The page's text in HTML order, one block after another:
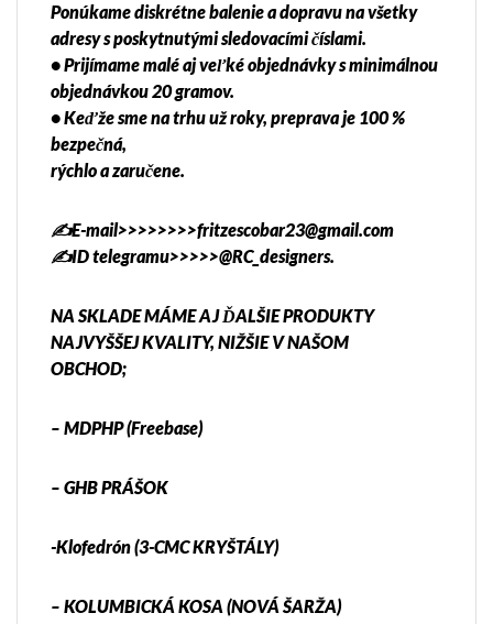
Ponúkame diskrétne balenie a dopravu na všetky
adresy s poskytnutými sledovacími číslami.
• Prijímame malé aj veľké objednávky s minimálnou
objednávkou 20 gramov.
• Keďže sme na trhu už roky, preprava je 100 %
bezpečná,
rýchlo a zaručene.
✍️E-mail>>>>>>>>fritzescobar23@gmail.com
✍️ID telegramu>>>>>@RC_designers.
NA SKLADE MÁME AJ ĎALŠIE PRODUKTY
NAJVYŠŠEJ KVALITY, NIŽŠIE V NAŠOM
OBCHOD;
– MDPHP (Freebase)
– GHB PRÁŠOK
-Klofedrón (3-CMC KRYŠTÁLY)
– KOLUMBICKÁ KOSA (NOVÁ ŠARŽA)